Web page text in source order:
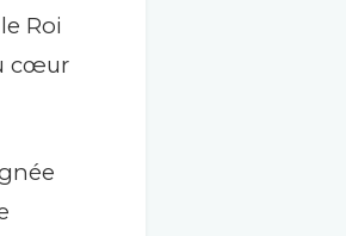
Roi
cœur